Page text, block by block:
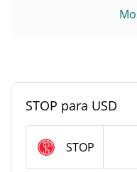
Volume / Limite de
Posição de mercado
Fornecimento de
STOP para USD
STOP